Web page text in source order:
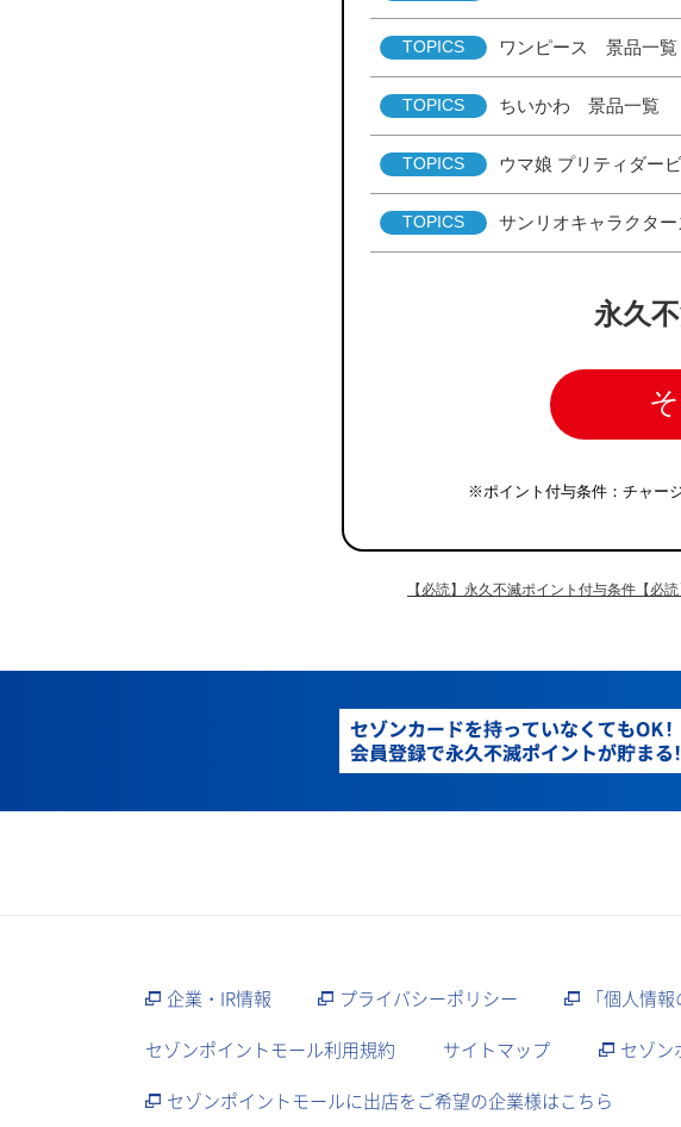
TOPICS ワンピース 景品一覧
TOPICS ちいかわ 景品一覧
TOPICS ウマ娘 プリティダー
TOPICS サンリオキャラクタ
永久
※ポイント付与条件：チャー
【必読】永久不滅ポイント付与条件 【必
企業・IR情報 プライバシーポリシー 「個人情
セゾンポイントモール利用規約
サイトマップ セゾン
セゾンポイントモールに出店をご希望の企業様はこちら